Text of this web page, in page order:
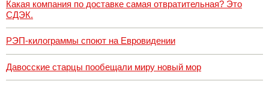
Какая компания по доставке самая отвратительная? Это
СДЭК.
РЭП-килограммы споют на Евровидении
Давосские старцы пообещали миру новый мор